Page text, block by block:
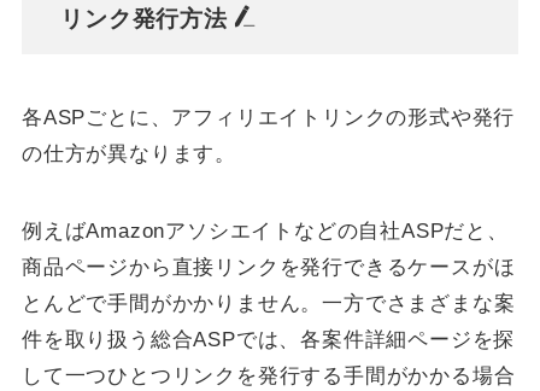
リンク発行方法
各ASPごとに、アフィリエイトリンクの形式や発行
の仕方が異なります。
例えばAmazonアソシエイトなどの自社ASPだと、
商品ページから直接リンクを発行できるケースがほ
とんどで手間がかかりません。一方でさまざまな案
件を取り扱う総合ASPでは、各案件詳細ページを探
して一つひとつリンクを発行する手間がかかる場合